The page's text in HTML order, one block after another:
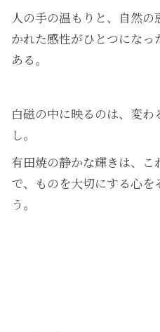
人の手の温もりと、自然
かれた感性がひとつにな
ある。
白磁の中に映るのは、変
し。
有田焼の静かな輝きは、
で、ものを大切にする心
う。